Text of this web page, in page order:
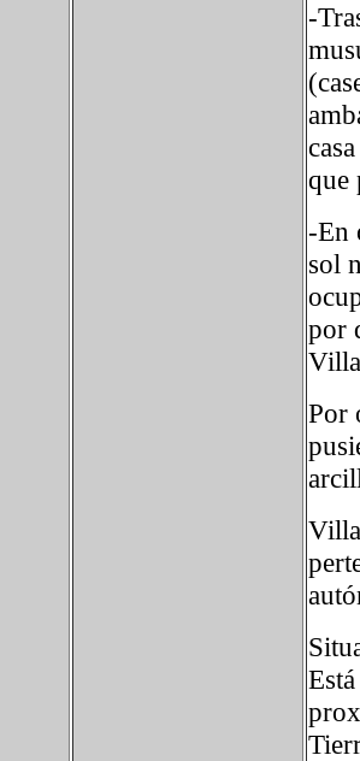
-
que
-En
sol
por
Por